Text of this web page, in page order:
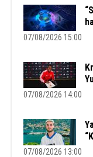
07/08/2026 15:00
07/08/2026 14:00
07/08/2026 13:00